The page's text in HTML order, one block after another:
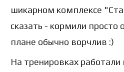
шикарном комплексе
сказать - кормили просто
плане обычно ворчлив :)
На тренировках